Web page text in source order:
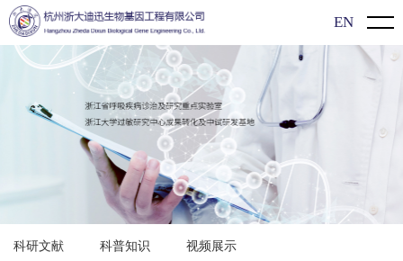
EN
科研文献 科普知识 视频展示
关于我们
公司介绍
企业文化
发展历程
新闻动态
企业动态
展会信息
行业动态
产品介绍
新型冠状病毒（2019-nCoV）检测系列
过敏原特异性抗体IgE检测系列
过敏知识
科研文献